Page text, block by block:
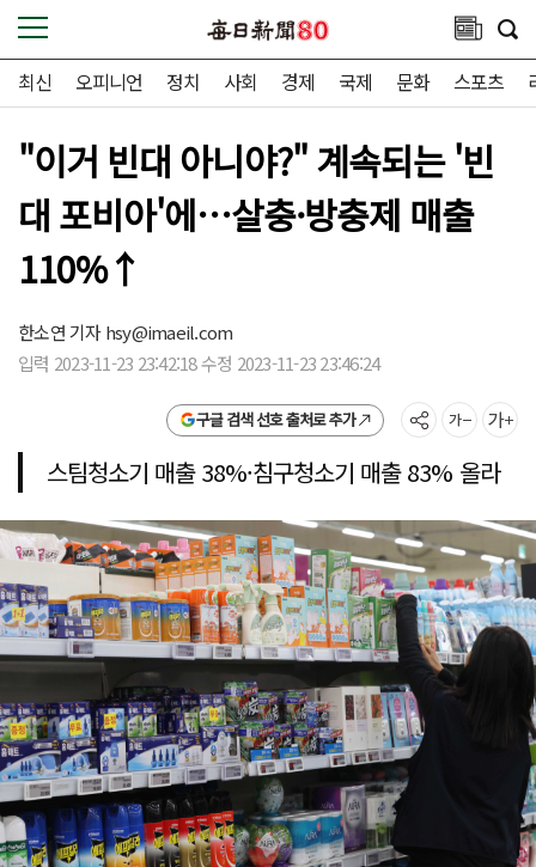
최신 오피니언 정치 사회 경제 국제 문화 스포츠
"이거 빈대 아니야?" 계속되는 '빈
대 포비아'에…살충·방충제 매출
110%↑
한소연 기자hsy@imaeil.com
입력 2023-11-23 23:42:18 수정 2023-11-23 23:46:24
구글 검색 선호 출처로 추가
스팀청소기 매출 38%·침구청소기 매출 83% 올라